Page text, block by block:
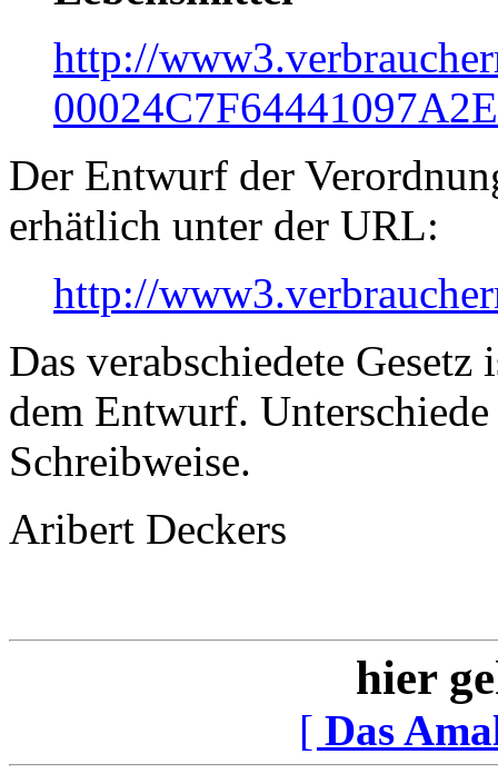
http://
Der Entwurf der
erhätlich unter der URL:
http://
Das verabschiedete
dem Entwurf.
Schreibweise.
Aribert Deckers
hier
[ Das